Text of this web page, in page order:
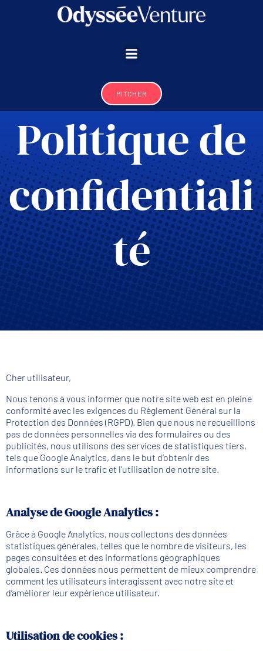
Aller
au
PITCHER
Politique de
confidentiali
té
Cher utilisateur,
Nous tenons à vous informer que notre site web est en pleine
conformité avec les exigences du Règlement Général sur la
Protection des Données (RGPD). Bien que nous ne recueillions
pas de données personnelles via des formulaires ou des
publicités, nous utilisons des services de statistiques tiers,
tels que Google Analytics, dans le but d’obtenir des
informations sur le trafic et l’utilisation de notre site.
Analyse de Google Analytics :
Grâce à Google Analytics, nous collectons des données
statistiques générales, telles que le nombre de visiteurs, les
pages consultées et des informations géographiques
globales. Ces données nous permettent de mieux comprendre
comment les utilisateurs interagissent avec notre site et
d’améliorer leur expérience utilisateur.
Utilisation de cookies :